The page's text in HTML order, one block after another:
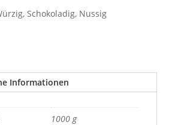
Scho­ko­la­dig, Nussig
Informationen
1000 g